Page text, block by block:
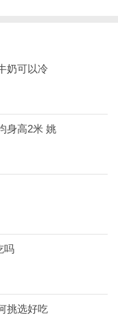
奶可以冷
身高2米 姚
吗
挑选好吃